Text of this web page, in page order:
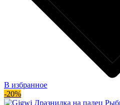
В избранное
-20%